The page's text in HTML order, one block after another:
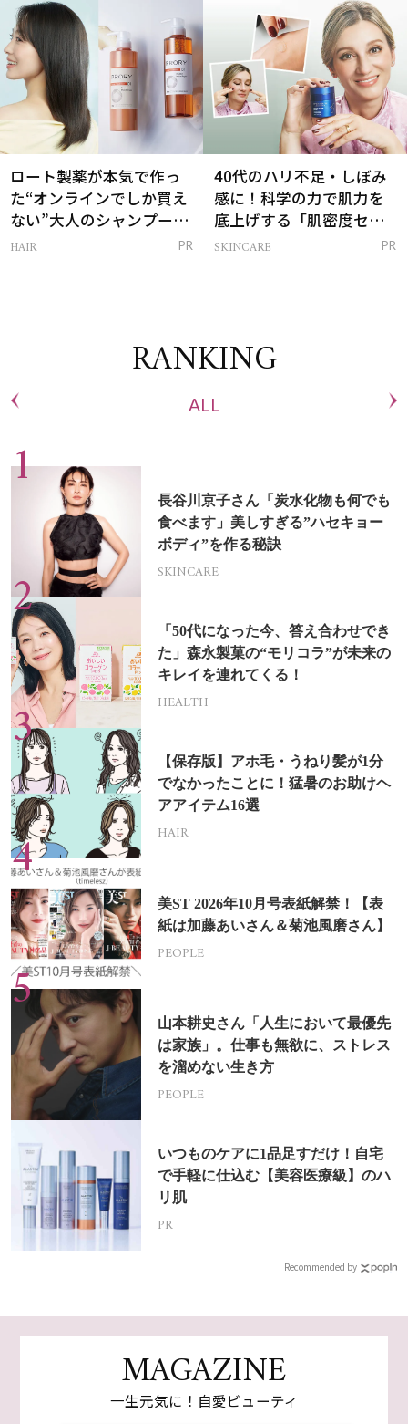
ロート製薬が本気で作っ
た“オンラインでしか買え
ない”大人のシャンプー＆
トリートメントって？
HAIR PR
40代のハリ不足・しぼみ
感に！科学の力で肌力を
底上げする「肌密度セラ
ム」
SKINCARE PR
RANKING
ALL
長谷川京子さん「炭水化物も何でも
食べます」美しすぎる”ハセキョー
ボディ”を作る秘訣
SKINCARE
「50代になった今、答え合わせでき
た」森永製菓の“モリコラ”が未来の
キレイを連れてくる！
HEALTH
【保存版】アホ毛・うねり髪が1分
でなかったことに！猛暑のお助けヘ
アアイテム16選
HAIR
美ST 2026年10月号表紙解禁！【表
紙は加藤あいさん＆菊池風磨さん】
PEOPLE
山本耕史さん「人生において最優先
は家族」。仕事も無欲に、ストレス
を溜めない生き方
PEOPLE
いつものケアに1品足すだけ！自宅
で手軽に仕込む【美容医療級】のハ
リ肌
PR
Recommended by
MAGAZINE
一生元気に！自愛ビューティ